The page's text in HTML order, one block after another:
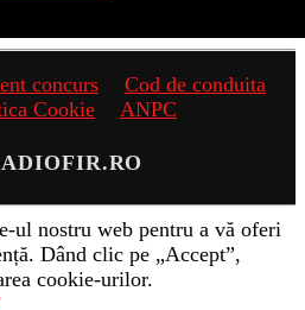
concurs
Cod de conduita
Cookie ANPC
ul nostru web pentru a vă oferi
Dând clic pe „Accept”,
cookie-urilor.